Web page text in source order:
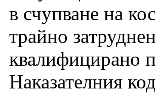
в счупване на
трайно
квалифицирано
Наказателния